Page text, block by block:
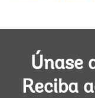
Únase
Reciba